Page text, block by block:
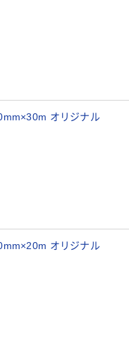
オリジナル
オリジナル